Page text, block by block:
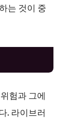
는 것이 중
험과 그에
. 라이브러